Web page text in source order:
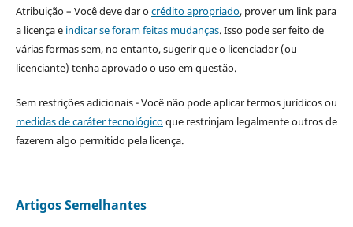
Atribuição – Você deve dar ocrédito apropriado, prover um link para
a licença e indicar se foram feitas mudanças. Isso pode ser feito de
várias formas sem, no entanto, sugerir que o licenciador (ou
licenciante) tenha aprovado o uso em questão.
Sem restrições adicionais - Você não pode aplicar termos jurídicos ou
medidas de caráter tecnológicoque restrinjam legalmente outros de
fazerem algo permitido pela licença.
Artigos Semelhantes